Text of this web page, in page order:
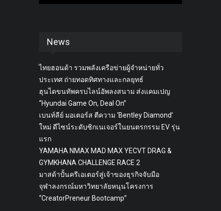
News
ไทยฮอนด้า รวมพลังเครือข่ายผู้จำหน่ายทั่ว
ประเทศ ถ่ายทอดทิศทางและกลยุทธ์
ฮุนไดขนทัพครบไลน์อัพลงสนาม ส่งแคมเปญ
“Hyundai Game On, Deal On”
เบนท์ลีย์ มอเตอร์ส ตีความ ‘Bentley Diamond’
ใหม่ ดีไซน์ระดับซิกเนเจอร์ในยนตรกรรม EV รุ่น
แรก
YAMAHA NMAX MAD MAX YECVT DRAG &
GYMKHANA CHALLENGE RACE 2
มาสด้าปั้นครีเอเตอร์สู่เจ้าของธุรกิจจับมือ
จุฬาลงกรณ์มหาวิทยาลัยหนุนโครงการ
“CreatorPreneur Bootcamp”